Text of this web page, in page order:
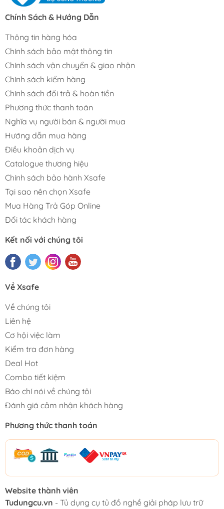
Chính Sách & Hướng Dẫn
Thông tin hàng hóa
Chính sách bảo mật thông tin
Chính sách vận chuyển & giao nhận
Chính sách kiểm hàng
Chính sách đổi trả & hoàn tiền
Phương thức thanh toán
Nghĩa vụ người bán & người mua
Hướng dẫn mua hàng
Điều khoản dịch vụ
Catalogue thương hiệu
Chính sách bảo hành Xsafe
Tại sao nên chọn Xsafe
Mua Hàng Trả Góp Online
Đối tác khách hàng
Kết nối với chúng tôi
Về Xsafe
Về chúng tôi
Liên hệ
Cơ hội việc làm
Kiểm tra đơn hàng
Deal Hot
Combo tiết kiệm
Báo chí nói về chúng tôi
Đánh giá cảm nhận khách hàng
Phương thức thanh toán
Website thành viên
Tudungcu.vn - Tủ dụng cụ tủ đồ nghề giải pháp lưu trữ